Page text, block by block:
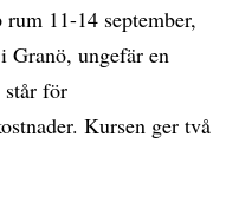
11-14 september,
Granö, ungefär en
står för
Kursen ger två